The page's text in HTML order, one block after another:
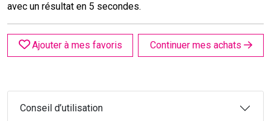
avec un résultat en 5 secondes.
Ajouter à mes favoris Continuer mes achats
Conseil d’utilisation